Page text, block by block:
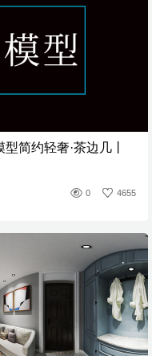
简约轻奢·茶边几丨
0 4655